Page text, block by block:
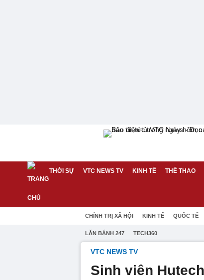
THỜI SỰ VTC NEWS TV KINH TẾ THỂ THAO
CHÍNH TRỊ XÃ HỘI KINH TẾ QUỐC TẾ
LĂN BÁNH 247 TECH360
VTC NEWS TV
Sinh viên